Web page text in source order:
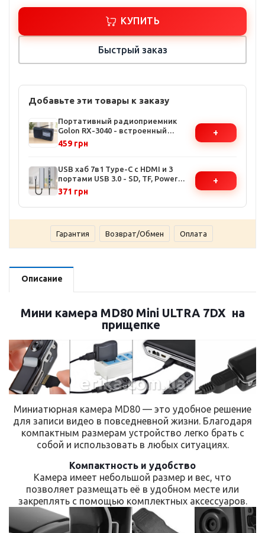
КУПИТЬ
Быстрый заказ
Добавьте эти товары к заказу
Портативный радиоприемник
Golon RX-3040 - встроенный
аккумулятор, поддержка
FM/AM/SW, аналоговая настройка,
459 грн
+
USB хаб 7в1 Type-C с HDMI и 3
портами USB 3.0 - SD, TF, Power
Delivery, алюминиевый корпус
371 грн
+
Гарантия Возврат/Обмен Оплата
Описание
Мини камера MD80 Mini ULTRA 7DX на
прищепке
erika.com.ua
Миниатюрная камера MD80 — это удобное решение
для записи видео в повседневной жизни. Благодаря
компактным размерам устройство легко брать с
собой и использовать в любых ситуациях.
Компактность и удобство
Камера имеет небольшой размер и вес, что
позволяет размещать её в удобном месте или
закреплять с помощью комплектных аксессуаров.